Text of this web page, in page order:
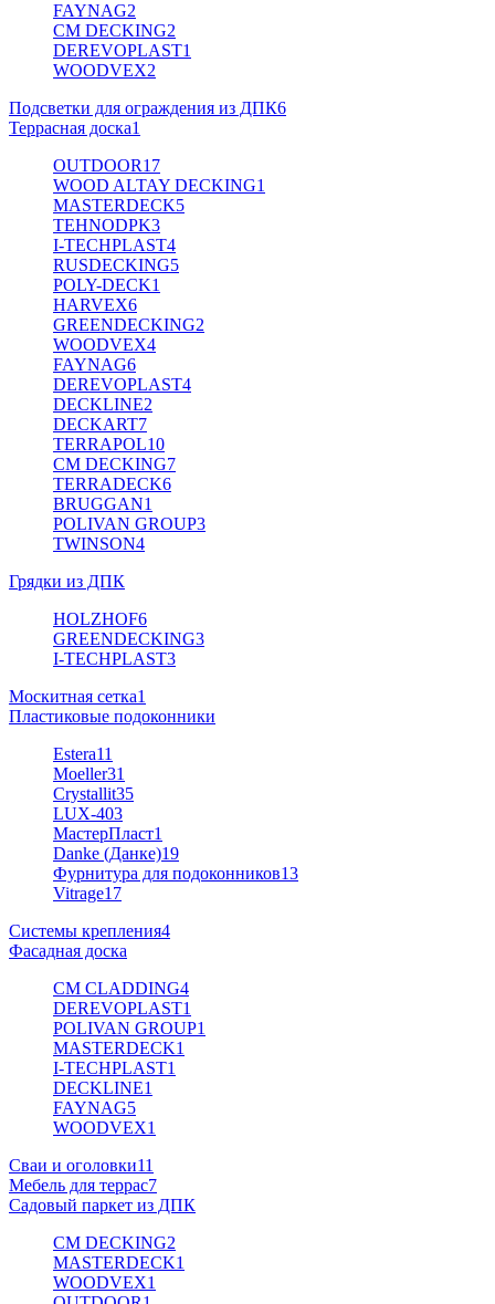
FAYNAG2
CM DECKING2
DEREVOPLAST1
WOODVEX2
Подсветки для ограждения из ДПК6
Террасная доска1
OUTDOOR17
WOOD ALTAY DECKING1
MASTERDECK5
TEHNODPK3
I-TECHPLAST4
RUSDECKING5
POLY-DECK1
HARVEX6
GREENDECKING2
WOODVEX4
FAYNAG6
DEREVOPLAST4
DECKLINE2
DECKART7
TERRAPOL10
CM DECKING7
TERRADECK6
BRUGGAN1
POLIVAN GROUP3
TWINSON4
Грядки из ДПК
HOLZHOF6
GREENDECKING3
I-TECHPLAST3
Москитная сетка1
Пластиковые подоконники
Estera11
Moeller31
Crystallit35
LUX-403
МастерПласт1
Danke (Данке)19
Фурнитура для подоконников13
Vitrage17
Системы крепления4
Фасадная доска
CM CLADDING4
DEREVOPLAST1
POLIVAN GROUP1
MASTERDECK1
I-TECHPLAST1
DECKLINE1
FAYNAG5
WOODVEX1
Сваи и оголовки11
Мебель для террас7
Садовый паркет из ДПК
CM DECKING2
MASTERDECK1
WOODVEX1